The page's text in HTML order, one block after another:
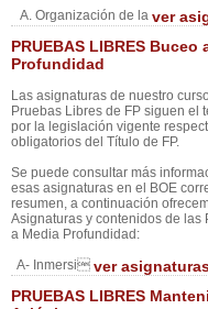
A. Organización de la ver
PRUEBAS LIBRES Buceo
Profundidad
Las asignaturas de nuestro
Pruebas Libres de FP siguen el
por la legislación vigente
obligatorios del Título de FP.
Se puede consultar más
esas asignaturas en el BOE
resumen, a continuación
Asignaturas y contenidos de las
a Media Profundidad:
A- Inmersi ver
PRUEBAS LIBRES